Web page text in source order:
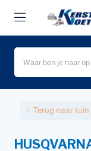
Terug naar